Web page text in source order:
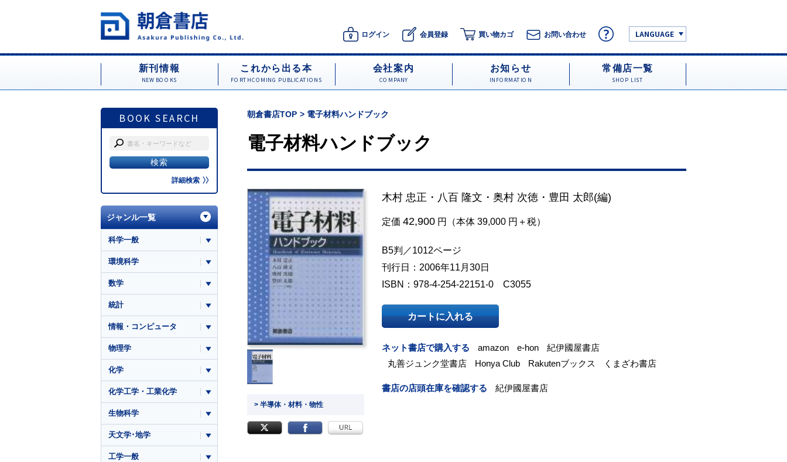
ログイン 会員登録 買い物カゴ お問い合わせ LANGUAGE
新刊情報
NEW BOOKS
これから出る本
FORTHCOMING PUBLICATIONS
会社案内
COMPANY
お知らせ
INFORMATION
常備店一覧
SHOP LIST
BOOK SEARCH
詳細検索
朝倉書店TOP 電子材料ハンドブック
電子材料ハンドブック
> 半導体・材料・物性
木村 忠正 ・ 八百 隆文 ・ 奥村 次徳 ・ 豊田 太郎(編)
定価 42,900 円（本体 39,000 円＋税）
B5判／1012ページ
刊行日：2006年11月30日
ISBN：978-4-254-22151-0 C3055
カートに入れる
ネット書店で購入する amazon e-hon
紀伊國屋書店
丸善ジュンク堂書店
Honya Club Rakutenブックス くまざわ書店
書店の店頭在庫を確認する 紀伊國屋書店
ジャンル一覧
科学一般
環境科学
数学
統計
情報・コンピュータ
物理学
化学
化学工学・工業化学
生物科学
天文学･地学
工学一般